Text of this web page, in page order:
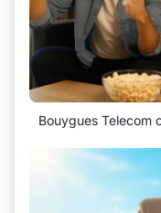
Bouygues Telecom